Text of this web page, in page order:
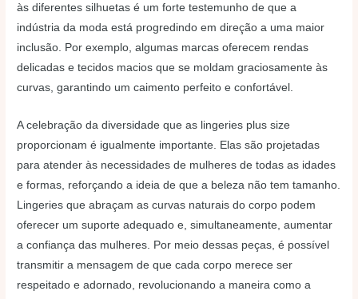
às diferentes silhuetas é um forte testemunho de que a
indústria da moda está progredindo em direção a uma maior
inclusão. Por exemplo, algumas marcas oferecem rendas
delicadas e tecidos macios que se moldam graciosamente às
curvas, garantindo um caimento perfeito e confortável.
A celebração da diversidade que as lingeries plus size
proporcionam é igualmente importante. Elas são projetadas
para atender às necessidades de mulheres de todas as idades
e formas, reforçando a ideia de que a beleza não tem tamanho.
Lingeries que abraçam as curvas naturais do corpo podem
oferecer um suporte adequado e, simultaneamente, aumentar
a confiança das mulheres. Por meio dessas peças, é possível
transmitir a mensagem de que cada corpo merece ser
respeitado e adornado, revolucionando a maneira como a